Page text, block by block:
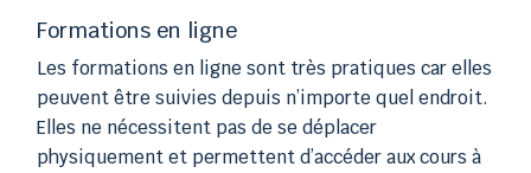
Formations en ligne
Les formations en ligne sont très pratiques car elles
peuvent être suivies depuis n’importe quel endroit.
Elles ne nécessitent pas de se déplacer
physiquement et permettent d’accéder aux cours à